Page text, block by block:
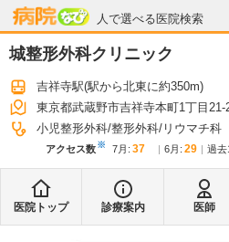
人で選べる医院検索
病院なび
城整形外科クリニック
吉祥寺駅(駅から北東に約350m)
東京都武蔵野市吉祥寺本町1丁目
小児整形外科 整形外科 リウマチ科
アクセス数※ 7月 : 37 6月 : 29 過去
医院トップ 診療案内 医師